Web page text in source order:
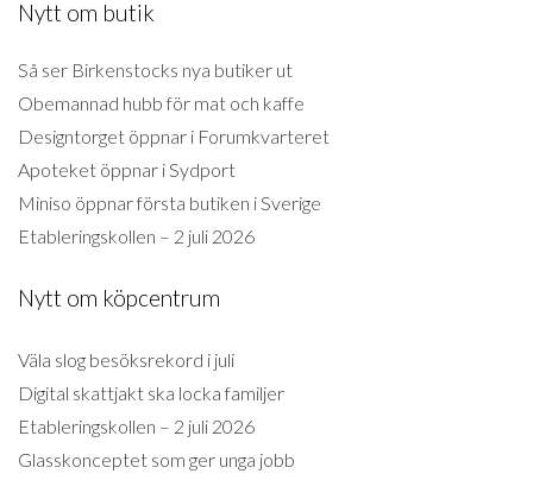
Nytt om butik
Så ser Birkenstocks nya butiker ut
Obemannad hubb för mat och kaffe
Designtorget öppnar i Forumkvarteret
Apoteket öppnar i Sydport
Miniso öppnar första butiken i Sverige
Etableringskollen – 2 juli 2026
Nytt om köpcentrum
Väla slog besöksrekord i juli
Digital skattjakt ska locka familjer
Etableringskollen – 2 juli 2026
Glasskonceptet som ger unga jobb